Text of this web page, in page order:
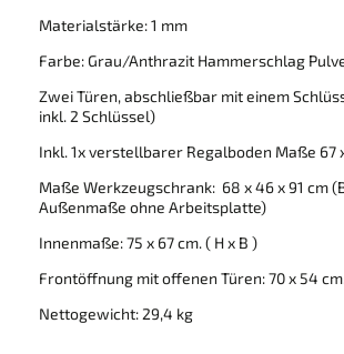
Materialstärke: 1 mm
Farbe: Grau/Anthrazit Hammerschlag
Zwei Türen, abschließbar mit einem
inkl. 2 Schlüssel)
Inkl. 1x verstellbarer Regalboden Maße 67
Maße Werkzeugschrank: 68 x 46 x 91 cm
Außenmaße ohne Arbeitsplatte)
Innenmaße: 75 x 67 cm. ( H x B )
Frontöffnung mit offenen Türen: 70 x 54
Nettogewicht: 29,4 kg